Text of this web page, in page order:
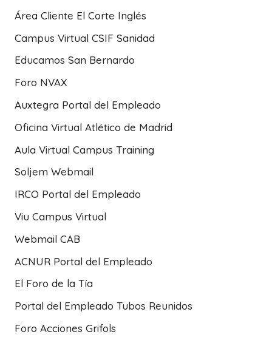
Área Cliente El Corte Inglés
Campus Virtual CSIF Sanidad
Educamos San Bernardo
Foro NVAX
Auxtegra Portal del Empleado
Oficina Virtual Atlético de Madrid
Aula Virtual Campus Training
Soljem Webmail
IRCO Portal del Empleado
Viu Campus Virtual
Webmail CAB
ACNUR Portal del Empleado
El Foro de la Tía
Portal del Empleado Tubos Reunidos
Foro Acciones Grifols